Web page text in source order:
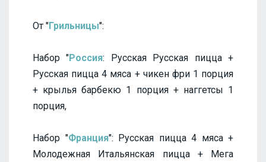
От "Грильницы":
Набор "Россия: Русская Русская пицца +
Русская пицца 4 мяса + чикен фри 1 порция
+ крылья барбекю 1 порция + наггетсы 1
порция,
Набор "Франция": Русская пицца 4 мяса +
Молодежная Итальянская пицца + Мега